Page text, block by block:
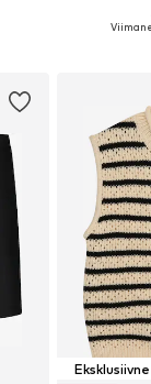
Eksklusiivne